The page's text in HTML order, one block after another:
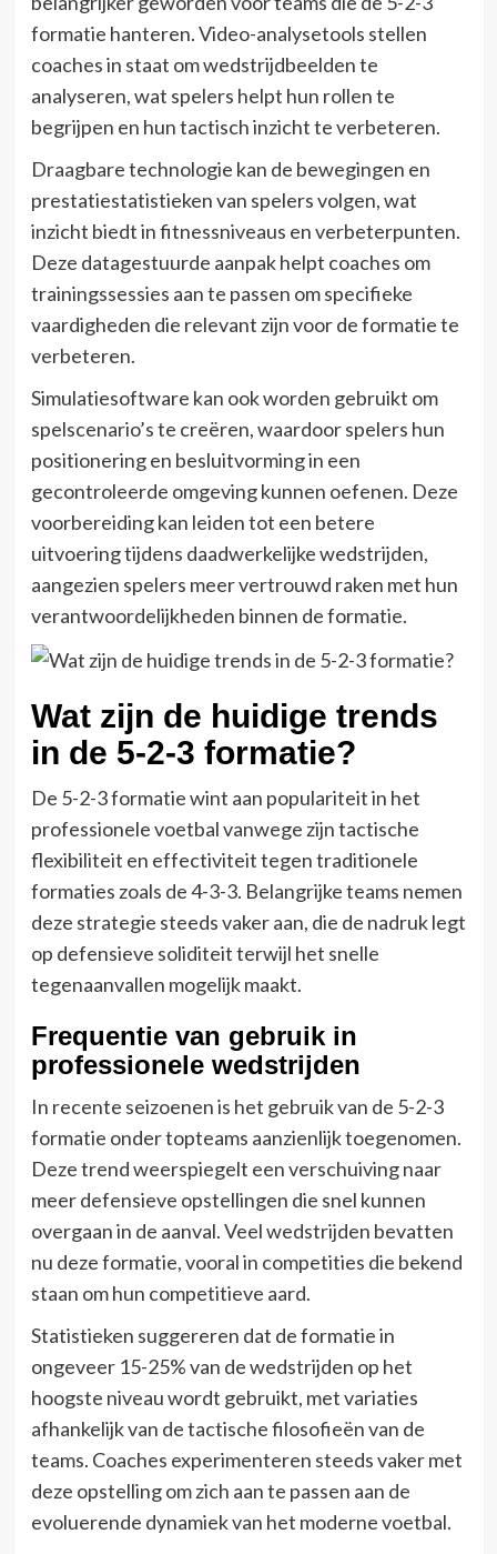
formatie hanteren. Video-analysetools stellen
coaches in staat om wedstrijdbeelden te
analyseren, wat spelers helpt hun rollen te
begrijpen en hun tactisch inzicht te verbeteren.
Draagbare technologie kan de bewegingen en
prestatiestatistieken van spelers volgen, wat
inzicht biedt in fitnessniveaus en verbeterpunten.
Deze datagestuurde aanpak helpt coaches om
trainingssessies aan te passen om specifieke
vaardigheden die relevant zijn voor de formatie te
verbeteren.
Simulatiesoftware kan ook worden gebruikt om
spelscenario’s te creëren, waardoor spelers hun
positionering en besluitvorming in een
gecontroleerde omgeving kunnen oefenen. Deze
voorbereiding kan leiden tot een betere
uitvoering tijdens daadwerkelijke wedstrijden,
aangezien spelers meer vertrouwd raken met hun
verantwoordelijkheden binnen de formatie.
Wat zijn de huidige trends
in de 5-2-3 formatie?
De 5-2-3 formatie wint aan populariteit in het
professionele voetbal vanwege zijn tactische
flexibiliteit en effectiviteit tegen traditionele
formaties zoals de 4-3-3. Belangrijke teams nemen
deze strategie steeds vaker aan, die de nadruk legt
op defensieve soliditeit terwijl het snelle
tegenaanvallen mogelijk maakt.
Frequentie van gebruik in
professionele wedstrijden
In recente seizoenen is het gebruik van de 5-2-3
formatie onder topteams aanzienlijk toegenomen.
Deze trend weerspiegelt een verschuiving naar
meer defensieve opstellingen die snel kunnen
overgaan in de aanval. Veel wedstrijden bevatten
nu deze formatie, vooral in competities die bekend
staan om hun competitieve aard.
Statistieken suggereren dat de formatie in
ongeveer 15-25% van de wedstrijden op het
hoogste niveau wordt gebruikt, met variaties
afhankelijk van de tactische filosofieën van de
teams. Coaches experimenteren steeds vaker met
deze opstelling om zich aan te passen aan de
evoluerende dynamiek van het moderne voetbal.